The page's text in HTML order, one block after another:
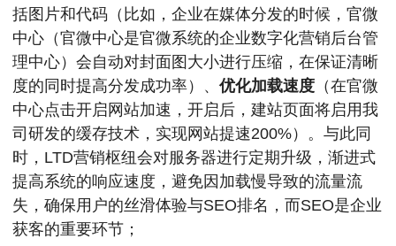
括图片和代码（比如，企业在媒体分发的时候，官微
中心（官微中心是官微系统的企业数字化营销后台管
理中心）会自动对封面图大小进行压缩，在保证清晰
度的同时提高分发成功率）、 优化加载速度（在官微
中心点击开启网站加速，开启后，建站页面将启用我
司研发的缓存技术，实现网站提速200%）。与此同
时，LTD营销枢纽会对服务器进行定期升级，渐进式
提高系统的响应速度，避免因加载慢导致的流量流
失，确保用户的丝滑体验与SEO排名，而SEO是企业
获客的重要环节；